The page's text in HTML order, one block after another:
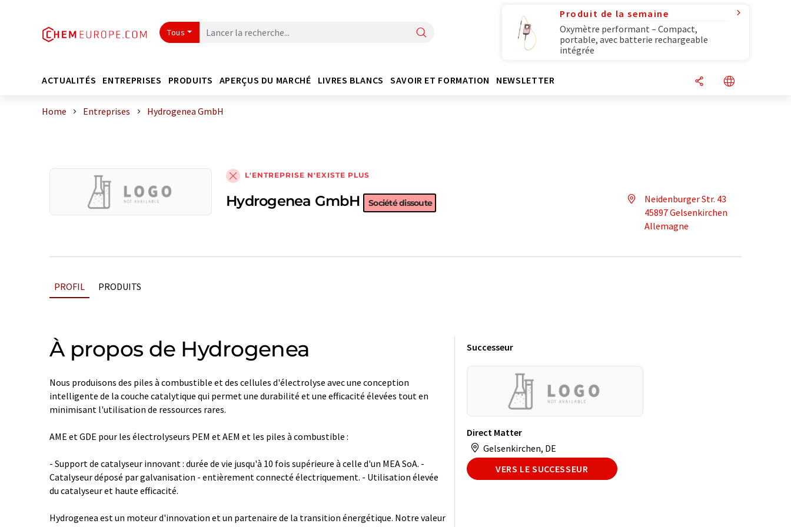
Tous
Produit de la semaine
Oxymètre performant – Compact,
portable, avec batterie rechargeable
intégrée
ACTUALITÉS ENTREPRISES PRODUITS APERÇUS DU MARCHÉ LIVRES BLANCS SAVOIR ET FORMATION NEWSLETTER
Home Entreprises Hydrogenea GmbH
L'ENTREPRISE N'EXISTE PLUS
Hydrogenea GmbH Société dissoute
Neidenburger Str. 43
45897 Gelsenkirchen
Allemagne
PROFIL PRODUITS
À propos de Hydrogenea
Nous produisons des piles à combustible et des cellules d'électrolyse avec une conception
intelligente de la couche catalytique qui permet une durabilité et une efficacité élevées tout en
minimisant l'utilisation de ressources rares.
AME et GDE pour les électrolyseurs PEM et AEM et les piles à combustible :
- Support de catalyseur innovant : durée de vie jusqu'à 10 fois supérieure à celle d'un MEA SoA. -
Catalyseur déposé par galvanisation - entièrement connecté électriquement. - Utilisation élevée
du catalyseur et haute efficacité.
Hydrogenea est un moteur d'innovation et un partenaire de la transition énergétique. Notre valeur
Successeur
Direct Matter
Gelsenkirchen, DE
VERS LE SUCCESSEUR